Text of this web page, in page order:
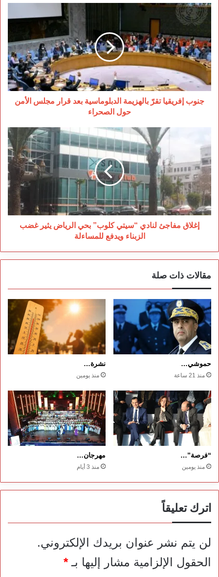
جنوب
إفريقيا
تقرّ
بالهزيمة
الدبلوماسية
بعد
قرار
مجلس
الأمن
حول
الصحراء
جنوب إفريقيا تقرّ بالهزيمة الدبلوماسية بعد قرار مجلس الأمن
حول الصحراء
إغلاق
مفاجئ
لنادي
“سيتي
كلوب”
بحي
الرياض
يثير
غضب
الزبناء
ويدفع
إغلاق مفاجئ لنادي “سيتي كلوب” بحي الرياض يثير غضب
الزبناء ويدفع للمساءلة
مقالات ذات صلة
حموشي…
منذ 21 ساعة
نشرة…
منذ يومين
“فرصة”…
منذ يومين
مهرجان…
منذ 3 أيام
اترك تعليقاً
لن يتم نشر عنوان بريدك الإلكتروني.
الحقول الإلزامية مشار إليها بـ*